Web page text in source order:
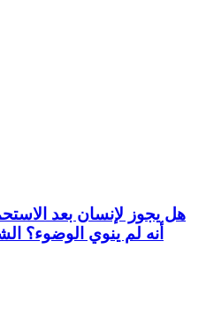
هل يجوز لإنسان بعد
أنه لم ينوي الوضوء؟